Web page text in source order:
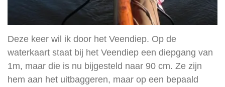
Deze keer wil ik door het Veendiep. Op de
waterkaart staat bij het Veendiep een diepgang van
1m, maar die is nu bijgesteld naar 90 cm. Ze zijn
hem aan het uitbaggeren, maar op een bepaald